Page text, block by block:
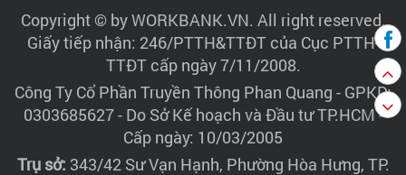
Copyright © by WORKBANK.VN. All right reserved.
Giấy tiếp nhận: 246/PTTH&TTĐT của Cục PTTH-
TTĐT cấp ngày 7/11/2008.
Công Ty Cổ Phần Truyền Thông Phan Quang - GPKD:
0303685627 - Do Sở Kế hoạch và Đầu tư TP.HCM -
Cấp ngày: 10/03/2005
Trụ sở: 343/42 Sư Vạn Hạnh, Phường Hòa Hưng, TP.